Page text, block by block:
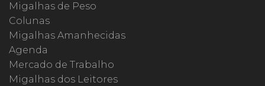
Migalhas de Peso
Colunas
Migalhas Amanhecidas
Agenda
Mercado de Trabalho
Migalhas dos Leitores